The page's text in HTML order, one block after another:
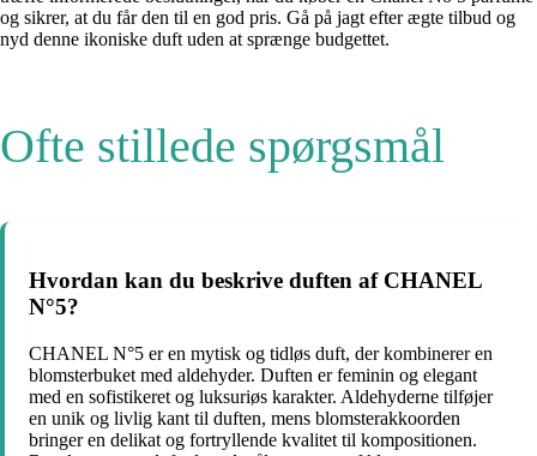
og sikrer, at du får den til en god pris. Gå på jagt efter ægte tilbud og
nyd denne ikoniske duft uden at sprænge budgettet.
Ofte stillede spørgsmål
Hvordan kan du beskrive duften af CHANEL
N°5?
CHANEL N°5 er en mytisk og tidløs duft, der kombinerer en
blomsterbuket med aldehyder. Duften er feminin og elegant
med en sofistikeret og luksuriøs karakter. Aldehyderne tilføjer
en unik og livlig kant til duften, mens blomsterakkoorden
bringer en delikat og fortryllende kvalitet til kompositionen.